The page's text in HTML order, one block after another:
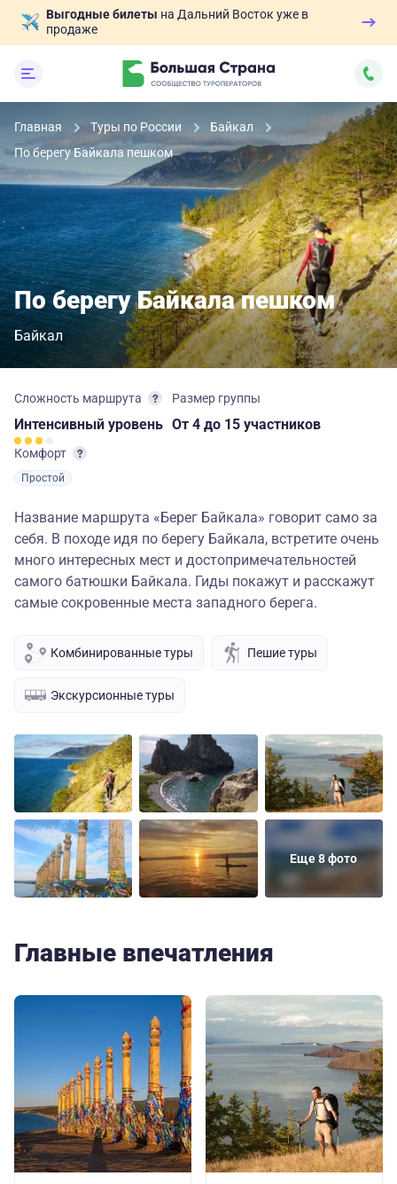
Выгодные билеты на Дальний Восток уже в
продаже
Главная Туры по России
Байкал
По берегу Байкала пешком
По берегу Байкала пешком
Байкал
Сложность маршрута
Интенсивный уровень
Комфорт
Простой
Размер группы
От 4 до 15 участников
Название маршрута «Берег Байкала» говорит само за
себя. В походе идя по берегу Байкала, встретите очень
много интересных мест и достопримечательностей
самого батюшки Байкала. Гиды покажут и расскажут
самые сокровенные места западного берега.
Комбинированные туры Пешие туры
Экскурсионные туры
Еще 8 фото
Главные впечатления